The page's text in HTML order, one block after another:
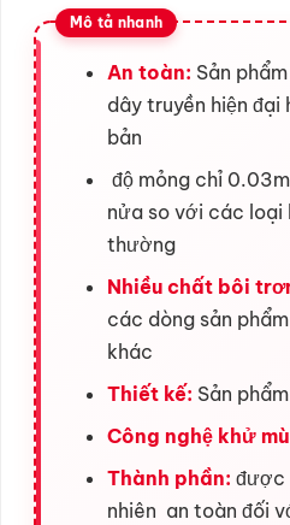
An toàn: Sản
dây truyền hiện đại
bản
độ mỏng chỉ
nửa so với các loại
thường
Nhiều chất bôi
các dòng sản
khác
Thiết kế: Sản
Công nghệ khử
Thành phần: được
nhiên an toàn đối